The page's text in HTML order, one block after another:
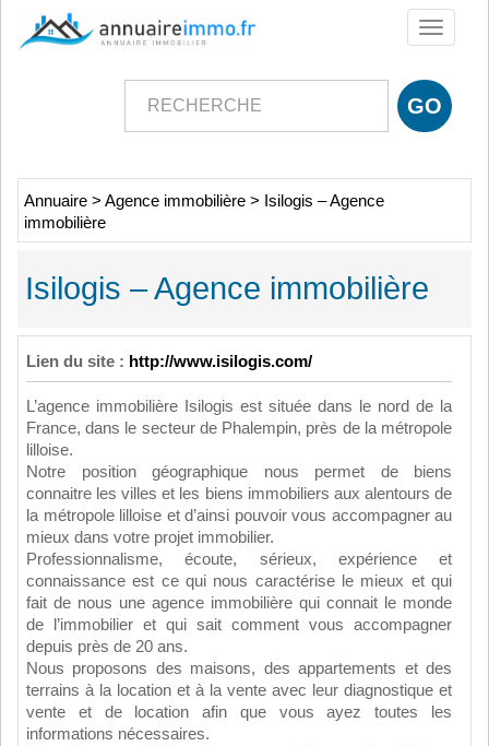
Toggle
Annuaire > Agence immobilière > Isilogis – Agence
immobilière
Isilogis – Agence immobilière
Lien du site : http://www.isilogis.com/
L’agence immobilière Isilogis est située dans le nord de la
France, dans le secteur de Phalempin, près de la métropole
lilloise.
Notre position géographique nous permet de biens
connaitre les villes et les biens immobiliers aux alentours de
la métropole lilloise et d’ainsi pouvoir vous accompagner au
mieux dans votre projet immobilier.
Professionnalisme, écoute, sérieux, expérience et
connaissance est ce qui nous caractérise le mieux et qui
fait de nous une agence immobilière qui connait le monde
de l’immobilier et qui sait comment vous accompagner
depuis près de 20 ans.
Nous proposons des maisons, des appartements et des
terrains à la location et à la vente avec leur diagnostique et
vente et de location afin que vous ayez toutes les
informations nécessaires.